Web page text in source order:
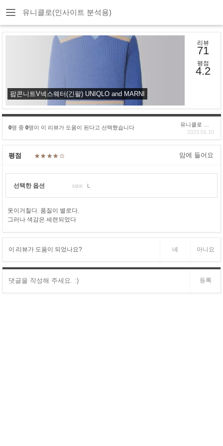
유니클로(인사이트 분석용)
팝콘니트V넥스웨터(긴팔) UNIQLO and MARNI
리뷰
71
평점
4.2
0명 중 0명이 이 리뷰가 도움이 된다고 선택했습니다
2023.01.10
평점 맘에 들어요
선택한 옵션 size: L
옷이거칠다. 품질이 별로다.
그러나 색감은 세련되었다
이 리뷰가 도움이 되었나요? 네 아니요
등록